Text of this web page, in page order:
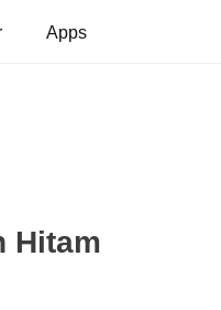
Apps
Hitam